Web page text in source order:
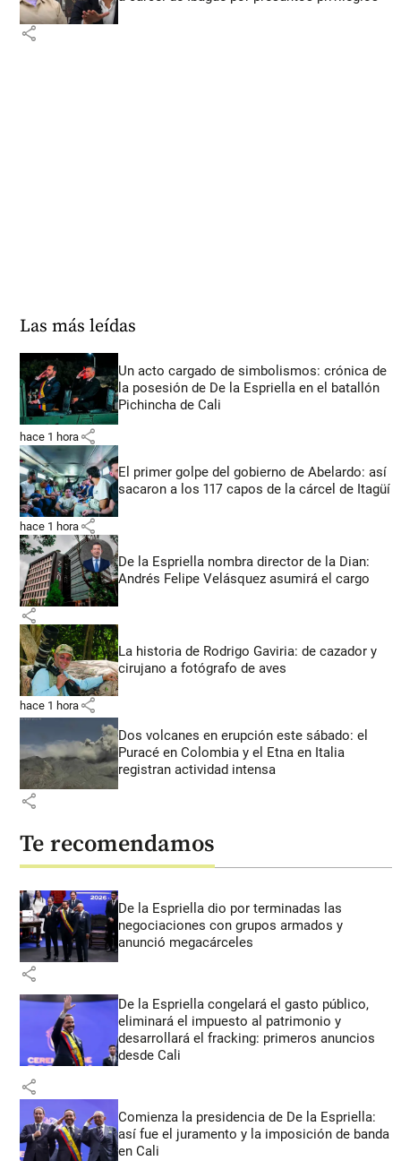
share
Las más leídas
Un acto cargado de simbolismos: crónica de
la posesión de De la Espriella en el batallón
Pichincha de Cali
hace 1 hora share
El primer golpe del gobierno de Abelardo: así
sacaron a los 117 capos de la cárcel de Itagüí
hace 1 hora share
De la Espriella nombra director de la Dian:
Andrés Felipe Velásquez asumirá el cargo
share
La historia de Rodrigo Gaviria: de cazador y
cirujano a fotógrafo de aves
hace 1 hora share
Dos volcanes en erupción este sábado: el
Puracé en Colombia y el Etna en Italia
registran actividad intensa
share
Te recomendamos
De la Espriella dio por terminadas las
negociaciones con grupos armados y
anunció megacárceles
share
De la Espriella congelará el gasto público,
eliminará el impuesto al patrimonio y
desarrollará el fracking: primeros anuncios
desde Cali
share
Comienza la presidencia de De la Espriella:
así fue el juramento y la imposición de banda
en Cali